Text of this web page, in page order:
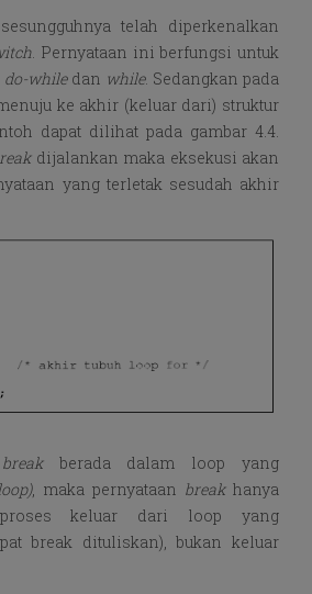
telah diperkenalkan
. Pernyataan ini berfungsi untuk
do-while dan while. Sedangkan pada
ke akhir (keluar dari) struktur
dapat dilihat pada gambar 4.4.
dijalankan maka eksekusi akan
yang terletak sesudah akhir
break berada dalam loop yang
, maka pernyataan break hanya
keluar dari loop yang
break dituliskan), bukan keluar